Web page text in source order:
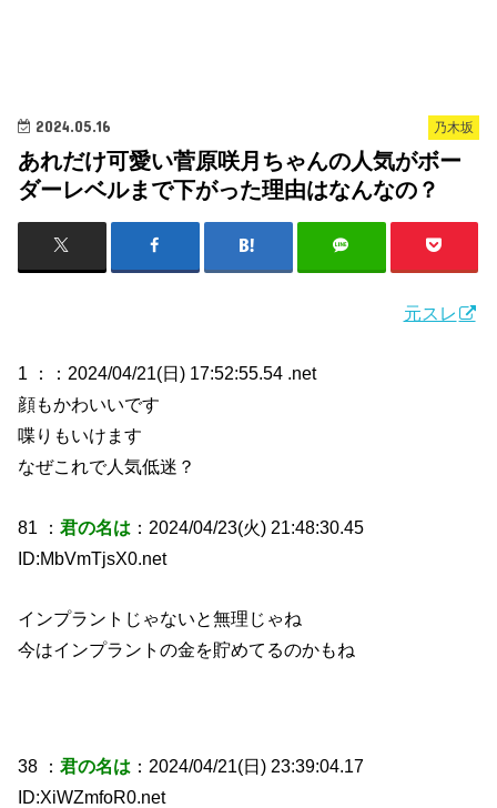
乃木坂
2024.05.16
あれだけ可愛い菅原咲月ちゃんの人気がボー
ダーレベルまで下がった理由はなんなの？
元スレ
1 ：
：2024/04/21(日) 17:52:55.54 .net
顔もかわいいです
喋りもいけます
なぜこれで人気低迷？
81 ：君の名は ：2024/04/23(火) 21:48:30.45
ID:MbVmTjsX0.net
インプラントじゃないと無理じゃね
今はインプラントの金を貯めてるのかもね
38 ：君の名は ：2024/04/21(日) 23:39:04.17
ID:XiWZmfoR0.net